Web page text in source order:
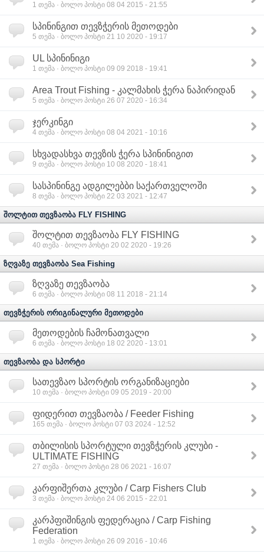
1 თემა · ბოლო პოსტი 08 04 2015 - 21:55
სპინინგით თევზჭერის მეთოდები
5 თემა · ბოლო პოსტი 21 10 2020 - 19:17
UL სპინინიგი
1 თემა · ბოლო პოსტი 09 09 2018 - 19:41
Area Trout Fishing - კალმახის ჭერა ნაპირიდან
5 თემა · ბოლო პოსტი 26 07 2020 - 16:34
ჯერკინგი
4 თემა · ბოლო პოსტი 08 04 2021 - 10:16
სხვადასხვა თევზის ჭერა სპინინიგით
9 თემა · ბოლო პოსტი 10 08 2020 - 18:41
სასპინინგე ადგილებბი საქართველოში
8 თემა · ბოლო პოსტი 22 03 2021 - 12:47
შოლტით თევზაობა FLY FISHING
შოლტით თევზაობა FLY FISHING
40 თემა · ბოლო პოსტი 20 02 2020 - 19:26
ზღვაზე თევზაობა Sea Fishing
ზღვაზე თევზაობა
6 თემა · ბოლო პოსტი 08 11 2018 - 21:14
თევზჭერის ორიგინალური მეთოდები
მეთოდების ჩამონათვალი
6 თემა · ბოლო პოსტი 18 02 2020 - 13:01
თევზაობა და სპორტი
სათევზაო სპორტის ორგანიზაციები
10 თემა · ბოლო პოსტი 09 05 2019 - 20:00
ფიდერით თევზაობა / Feeder Fishing
165 თემა · ბოლო პოსტი 07 03 2024 - 12:52
თბილისის სპორტული თევზჭერის კლუბი -
ULTIMATE FISHING
27 თემა · ბოლო პოსტი 28 06 2021 - 16:07
კარფიშერთა კლუბი / Carp Fishers Club
3 თემა · ბოლო პოსტი 24 06 2015 - 22:01
კარპფიშინგის ფედერაცია / Carp Fishing
Federation
1 თემა · ბოლო პოსტი 26 09 2016 - 10:46